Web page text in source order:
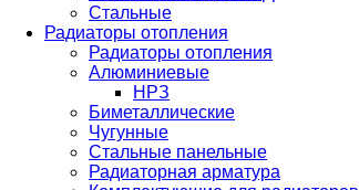
Стальные
Радиаторы отопления
Радиаторы отопления
Алюминиевые
НРЗ
Биметаллические
Чугунные
Стальные панельные
Радиаторная арматура